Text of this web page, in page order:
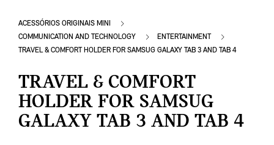
ACESSÓRIOS ORIGINAIS MINI
COMMUNICATION AND TECHNOLOGY
ENTERTAINMENT
TRAVEL & COMFORT HOLDER FOR SAMSUG GALAXY TAB 3 AND TAB 4
TRAVEL & COMFORT
HOLDER FOR SAMSUG
GALAXY TAB 3 AND TAB 4